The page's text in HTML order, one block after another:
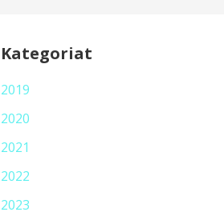
Kategoriat
2019
2020
2021
2022
2023